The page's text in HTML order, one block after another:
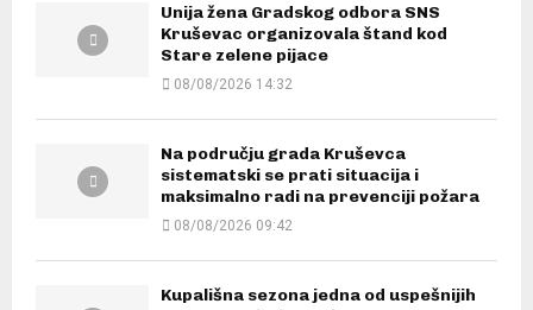
Unija žena Gradskog odbora SNS
Kruševac organizovala štand kod
Stare zelene pijace
08/08/2026 14:32
Na području grada Kruševca
sistematski se prati situacija i
maksimalno radi na prevenciji požara
08/08/2026 09:42
Kupališna sezona jedna od uspešnijih